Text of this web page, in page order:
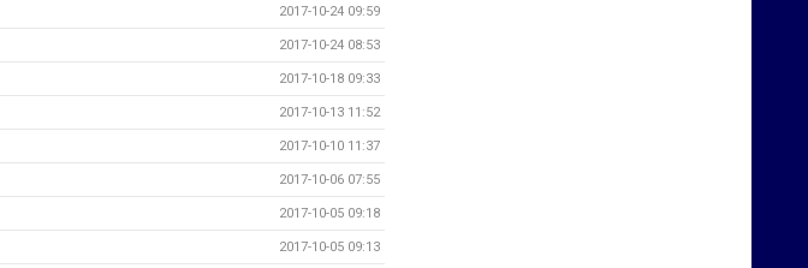
2017-10-24 09:59
2017-10-24 08:53
2017-10-18 09:33
2017-10-13 11:52
2017-10-10 11:37
2017-10-06 07:55
2017-10-05 09:18
2017-10-05 09:13